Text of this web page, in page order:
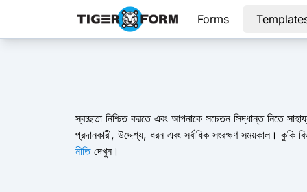
Forms
স্বচ্ছতা নিশ্চিত করতে এবং আপনাকে সচেতন সিদ্ধান্ত নিতে
প্রদানকারী, উদ্দেশ্য, ধরন এবং সর্বাধিক সংরক্ষণ সময়কাল।
নীতিদেখুন।